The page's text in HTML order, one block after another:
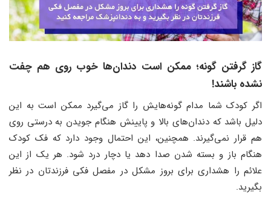
گاز گرفتن گونه؛ ممکن است دندان‌ها خوب روی هم چفت
نشده باشند!
اگر کودک شما مدام گونه‌هایش را گاز می‌گیرد ممکن است به این
دلیل باشد که دندان‌های بالا و پایینش هنگام جویدن به درستی روی
هم قرار نمی‌گیرند. همچنین، این احتمال وجود دارد که فک کودک
هنگام باز و بسته شدن صدا دهد یا دچار درد شود. هر یک از این
علائم را هشداری برای بروز مشکل در مفصل فکی فرزندتان در نظر
بگیرید.